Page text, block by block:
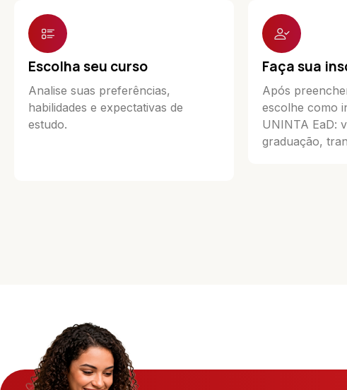
Escolha seu curso
Analise suas preferências,
habilidades e expectativas de
estudo.
Faça sua
Após
escolhe como
UNINTA EaD:
graduação,